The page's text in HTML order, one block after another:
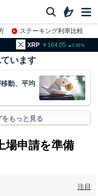
ステーキング利率比較
0.91 BNB
います
動、平均
もっと見る
場申請を準備
注目